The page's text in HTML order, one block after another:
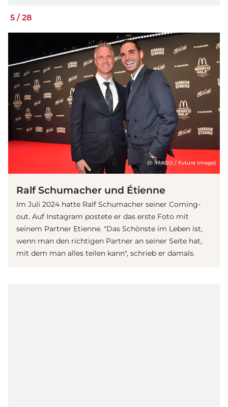
5 / 28
(© IMAGO / Future Image)
Ralf Schumacher und Étienne
Im Juli 2024 hatte Ralf Schumacher seiner Coming-
out. Auf Instagram postete er das erste Foto mit
seinem Partner Etienne. "Das Schönste im Leben ist,
wenn man den richtigen Partner an seiner Seite hat,
mit dem man alles teilen kann", schrieb er damals.